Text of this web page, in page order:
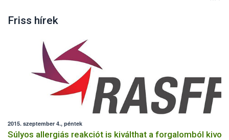
Friss hírek
2015. szeptember 4., péntek
Súlyos allergiás reakciót is kiválthat a forgalomból kivont